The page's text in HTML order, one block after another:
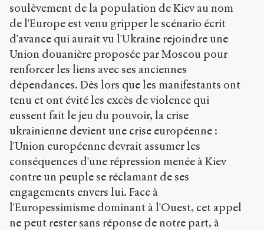
o
r
g
a
r
t
c
l
e
s
1
0
5
0
/
soulèvement de la population de Kiev au nom
de l'Europe est venu gripper le scénario écrit
d'avance qui aurait vu l'Ukraine rejoindre une
Union douanière proposée par Moscou pour
renforcer les liens avec ses anciennes
dépendances. Dès lors que les manifestants ont
tenu et ont évité les excès de violence qui
eussent fait le jeu du pouvoir, la crise
ukrainienne devient une crise européenne :
l'Union européenne devrait assumer les
conséquences d'une répression menée à Kiev
contre un peuple se réclamant de ses
engagements envers lui. Face à
l'Europessimisme dominant à l'Ouest, cet appel
ne peut rester sans réponse de notre part, à